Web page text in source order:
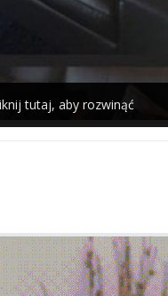
tutaj, aby rozwinąć